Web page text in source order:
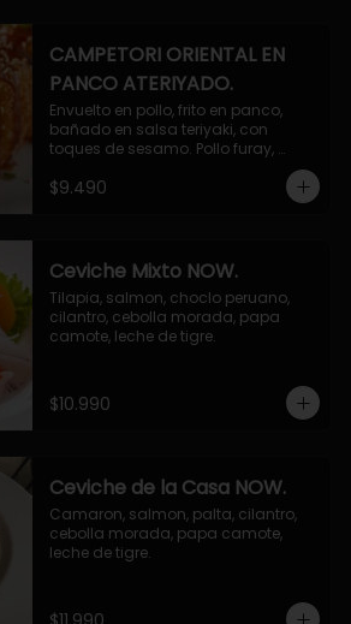
CAMPETORI ORIENTAL EN
PANCO ATERIYADO.
Envuelto en pollo, frito en panco,
bañado en salsa teriyaki, con
toques de sesamo. Pollo furay,
queso, champiñon furay, cebollin.
$9.490
Ceviche Mixto NOW.
Tilapia, salmon, choclo peruano,
cilantro, cebolla morada, papa
camote, leche de tigre.
$10.990
Ceviche de la Casa NOW.
Camaron, salmon, palta, cilantro,
cebolla morada, papa camote,
leche de tigre.